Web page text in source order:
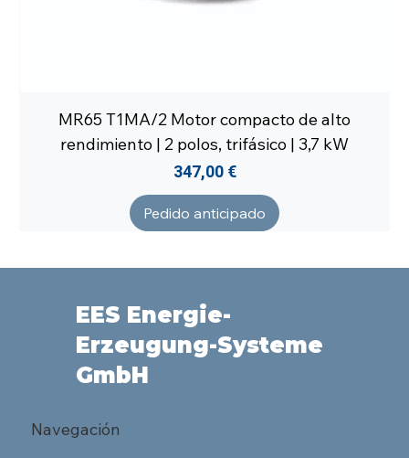
MR65 T1MA/2 Motor compacto de alto
rendimiento | 2 polos, trifásico | 3,7 kW
Precio
347,00 €
Pedido anticipado
EES Energie-
Erzeugung-Systeme
GmbH
Navegación